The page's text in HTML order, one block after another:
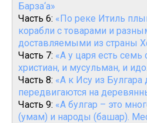
Барза‘а»
Часть 6: «По реке Итиль
корабли с товарами и
доставляемыми из страны
Часть 7: «А у царя есть семь
христиан, и мусульман, и
Часть 8: «А к Ису из
передвигаются на
Часть 9: «А булгар – это
(умам) и народы (башар).